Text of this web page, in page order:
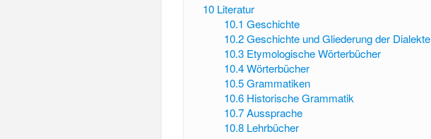
10 Literatur
10.1 Geschichte
10.2 Geschichte und Gliederung der Dialekte
10.3 Etymologische Wörterbücher
10.4 Wörterbücher
10.5 Grammatiken
10.6 Historische Grammatik
10.7 Aussprache
10.8 Lehrbücher